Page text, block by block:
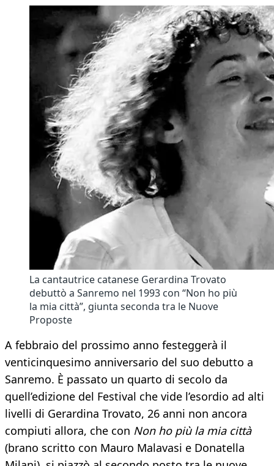
La cantautrice catanese Gerardina Trovato
debuttò a Sanremo nel 1993 con “Non ho più
la mia città”, giunta seconda tra le Nuove
Proposte
A febbraio del prossimo anno festeggerà il
venticinquesimo anniversario del suo debutto a
Sanremo. È passato un quarto di secolo da
quell’edizione del Festival che vide l’esordio ad alti
livelli di Gerardina Trovato, 26 anni non ancora
compiuti allora, che con Non ho più la mia città
(brano scritto con Mauro Malavasi e Donatella